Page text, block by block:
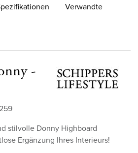
Verwandte
-
stilvolle Donny Highboard
Ergänzung Ihres Interieurs!